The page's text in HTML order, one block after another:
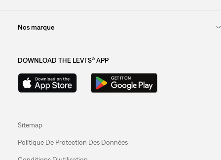
Nos marque
DOWNLOAD THE LEVI'S® APP
Sitemap
Politique De Protection Des Données